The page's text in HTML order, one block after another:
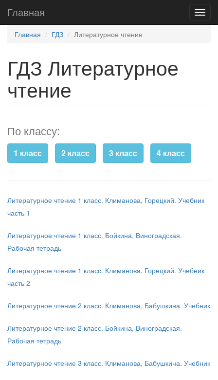
Главная
Главная ГДЗ Литературное чтение
ГДЗ Литературное
чтение
По классу:
1 класс 2 класс 3 класс 4 класс
Литературное чтение 1 класс. Климанова, Горецкий. Учебник
часть 1
Литературное чтение 1 класс. Бойкина, Виноградская.
Рабочая тетрадь
Литературное чтение 1 класс. Климанова, Горецкий. Учебник
часть 2
Литературное чтение 2 класс. Климанова, Бабушкина. Учебник
Литературное чтение 2 класс. Бойкина, Виноградская.
Рабочая тетрадь
Литературное чтение 3 класс. Климанова, Бабушкина. Учебник